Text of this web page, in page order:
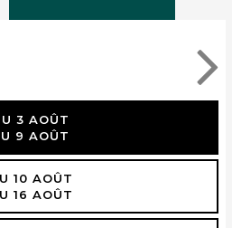
3 AOÛT
9 AOÛT
10 AOÛT
16 AOÛT